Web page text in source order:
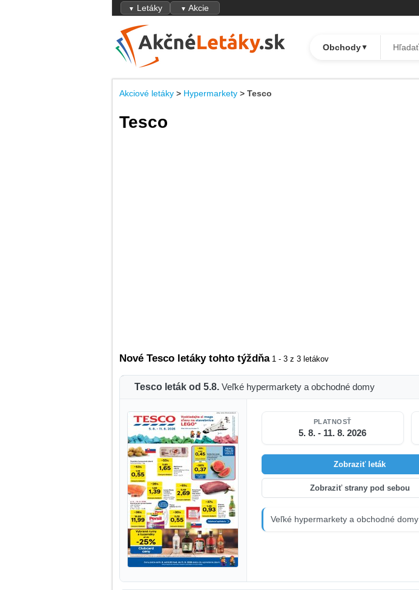
▼ Letáky ▼ Akcie
Obchody▼
Akciové letáky> Hypermarkety> Tesco
Tesco
Nové Tesco letáky tohto týždňa1 - 3 z 3 letákov
Tesco leták od 5.8. Veľké hypermarkety a obchodné domy
PLATNOSŤ
5. 8. - 11. 8. 2026
Zobraziť leták
Zobraziť strany pod sebou
Veľké hypermarkety a obchodné domy